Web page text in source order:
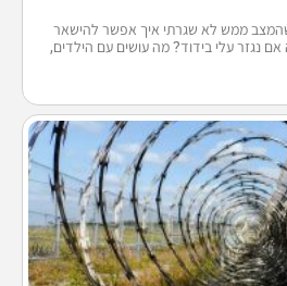
ממש לא שגרתי איך אפשר להישאר
נגזר עלי בידוד? מה עושים עם הילדים,